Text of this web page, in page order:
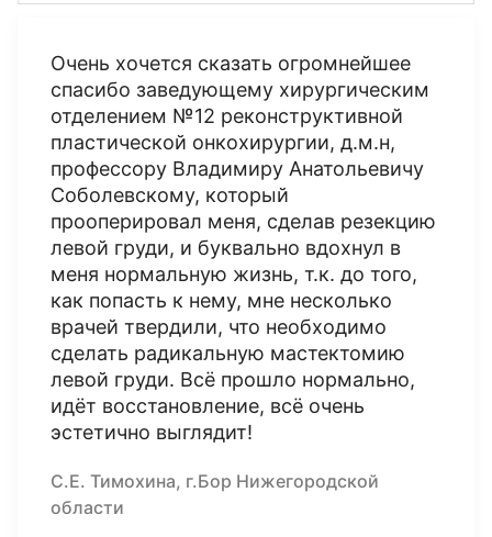
Очень хочется сказать огромнейшее
спасибо заведующему хирургическим
отделением №12 реконструктивной
пластической онкохирургии, д.м.н,
профессору Владимиру Анатольевичу
Соболевскому, который
прооперировал меня, сделав резекцию
левой груди, и буквально вдохнул в
меня нормальную жизнь, т.к. до того,
как попасть к нему, мне несколько
врачей твердили, что необходимо
сделать радикальную мастектомию
левой груди. Всё прошло нормально,
идёт восстановление, всё очень
эстетично выглядит!
С.Е. Тимохина, г.Бор Нижегородской
области